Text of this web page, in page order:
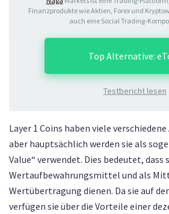
Finanzprodukte wie Aktien, Forex und
auch eine Social Trading-
Testbericht lesen
Top Alternative:
Layer 1 Coins haben viele
aber hauptsächlich werden sie als
Value“ verwendet. Dies bedeutet, dass
Wertaufbewahrungsmittel und als
Wertübertragung dienen. Da sie auf
verfügen sie über die Vorteile einer